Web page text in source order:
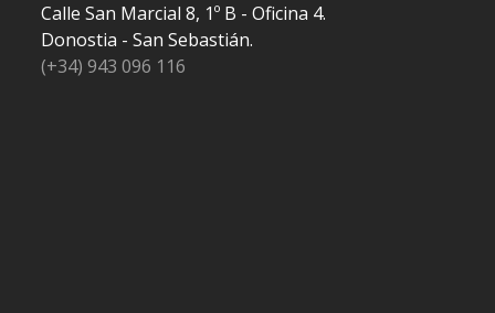
Calle San Marcial 8, 1º B - Oficina 4.
Donostia - San Sebastián.
(+34) 943 096 116